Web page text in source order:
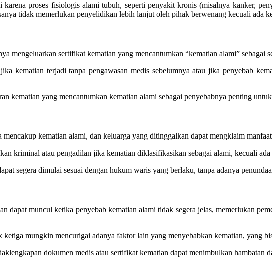
proses fisiologis alami tubuh, seperti penyakit kronis (misalnya kanker,
tidak memerlukan penyelidikan lebih lanjut oleh pihak berwenang kecuali ada
mengeluarkan sertifikat kematian yang mencantumkan “kematian alami” sebagai
kematian terjadi tanpa pengawasan medis sebelumnya atau jika penyebab
kematian yang mencantumkan kematian alami sebagai penyebabnya penting
kematian alami, dan keluarga yang ditinggalkan dapat mengklaim
kriminal atau pengadilan jika kematian diklasifikasikan sebagai alami, kecuali
segera dimulai sesuai dengan hukum waris yang berlaku, tanpa adanya
dapat muncul ketika penyebab kematian alami tidak segera jelas, memerlukan
ketiga mungkin mencurigai adanya faktor lain yang menyebabkan kematian, yang
dokumen medis atau sertifikat kematian dapat menimbulkan hambatan